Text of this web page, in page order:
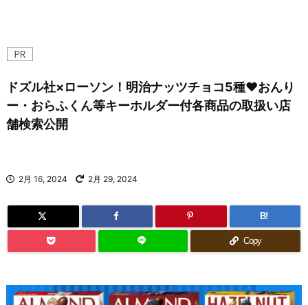
ドズル社×ローソン！明治ナッツチョコ5種♥おんり
ー・おらふくん等キーホルダー付各商品の取扱い店
舗検索公開
2月 16, 2024 2月 29, 2024
B!
Copy